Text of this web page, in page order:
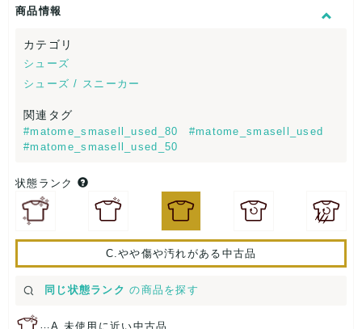
商品情報
カテゴリ
シューズ
シューズ / スニーカー
関連タグ
#matome_smasell_used_80
#matome_smasell_used
#matome_smasell_used_50
状態ランク
C.やや傷や汚れがある中古品
同じ状態ランク の商品を探す
…A.未使用に近い中古品